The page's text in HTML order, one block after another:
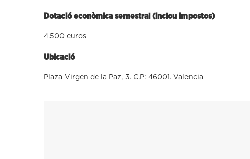
Dotació econòmica semestral (inclou impostos)
4.500 euros
Ubicació
Plaza Virgen de la Paz, 3. C.P: 46001. Valencia